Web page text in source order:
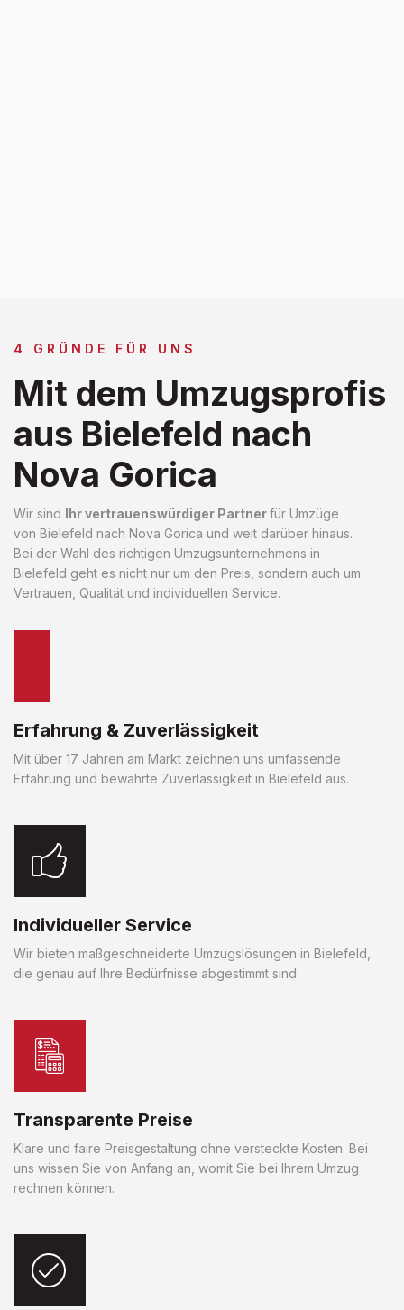
4 GRÜNDE FÜR UNS
Mit dem Umzugsprofis
aus Bielefeld nach
Nova Gorica
Wir sind Ihr vertrauenswürdiger Partnerfür Umzüge
von Bielefeld nach Nova Gorica und weit darüber hinaus.
Bei der Wahl des richtigen Umzugsunternehmens in
Bielefeld geht es nicht nur um den Preis, sondern auch um
Vertrauen, Qualität und individuellen Service.
Erfahrung & Zuverlässigkeit
Mit über 17 Jahren am Markt zeichnen uns umfassende
Erfahrung und bewährte Zuverlässigkeit in Bielefeld aus.
Individueller Service
Wir bieten maßgeschneiderte Umzugslösungen in Bielefeld,
die genau auf Ihre Bedürfnisse abgestimmt sind.
Transparente Preise
Klare und faire Preisgestaltung ohne versteckte Kosten. Bei
uns wissen Sie von Anfang an, womit Sie bei Ihrem Umzug
rechnen können.